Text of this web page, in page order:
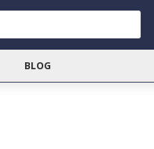
BLOG